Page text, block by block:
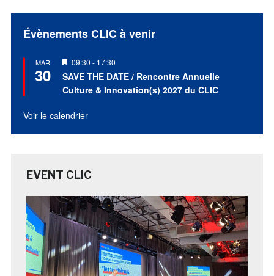
Évènements CLIC à venir
MAR
30
Mis
en
avant
09:30 - 17:30
SAVE THE DATE / Rencontre Annuelle
Culture & Innovation(s) 2027 du CLIC
Voir le calendrier
EVENT CLIC